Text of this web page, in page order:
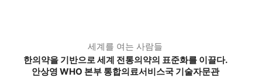
세계를 여는 사람들
한의약을 기반으로 세계 전통의약의 표준화를 이끌다.
안상영 WHO 본부 통합의료서비스국 기술자문관